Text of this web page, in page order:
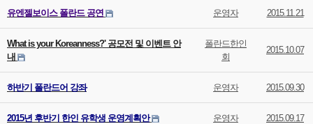
유엔젤보이스 폴란드 공연 운영자 2015.11.21
What is your Koreanness?' 공모전 및 이벤트 안
내
폴란드한인
회
2015.10.07
하반기 폴란드어 강좌 운영자 2015.09.30
2015년 후반기 한인 유학생 운영계획안 운영자 2015.09.17